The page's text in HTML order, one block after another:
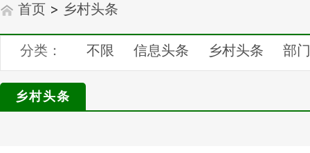
首页 > 乡村头条
分类： 不限 信息头条 乡村头条
部
汇展中心
乡村头条